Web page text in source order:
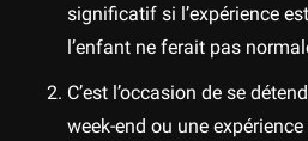
significatif si l’expérience
l’enfant ne ferait pas
C’est l’occasion de se
week-end ou une